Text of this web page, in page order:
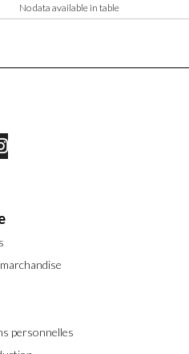
No data available in table
personnelles